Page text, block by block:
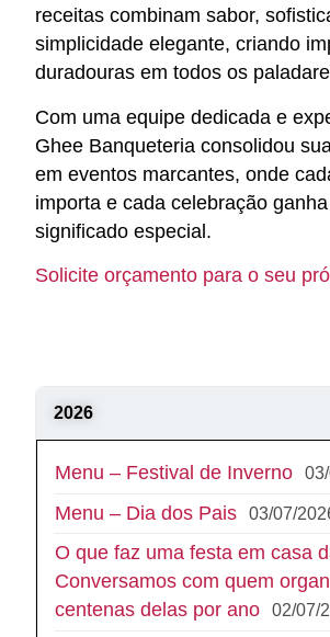
receitas combinam sabor,
simplicidade elegante, criando
duradouras em todos os
Com uma equipe dedicada e
Ghee Banqueteria consolidou
em eventos marcantes, onde
importa e cada celebração
significado especial.
Solicite orçamento para o seu
2026
Menu – Festival de Inverno
Menu – Dia dos Pais 03/07/
O que faz uma festa em casa
Conversamos com quem
centenas delas por ano
02/07/